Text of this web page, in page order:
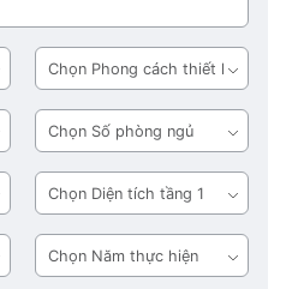
Phong
cách
thiết
kế
Số
phòng
ngủ
Diện
tích
tầng
1
Năm
thực